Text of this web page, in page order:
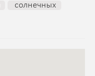
солнечных